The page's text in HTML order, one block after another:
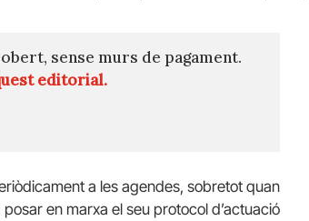
sense murs de pagament.
editorial.
a les agendes, sobretot quan
en marxa el seu protocol d’actuació